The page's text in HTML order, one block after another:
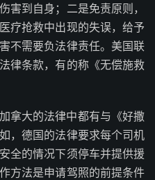
害到自身；二是免责原则，
疗抢救中出现的失误，给予
不需要负法律责任。美国联
律条款，有的称《无偿施救
拿大的法律中都有与《好撒
，德国的法律要求每个司机
全的情况下须停车并提供援
方法是申请驾照的前提条件